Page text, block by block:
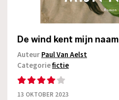
De wind kent mijn naam
AuteurPaul Van Aelst
Categoriefictie
13 OKTOBER 2023